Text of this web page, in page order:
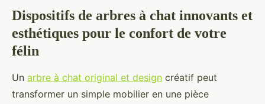
Dispositifs de arbres à chat innovants et
esthétiques pour le confort de votre
félin
Un arbre à chat original et design créatif peut
transformer un simple mobilier en une pièce